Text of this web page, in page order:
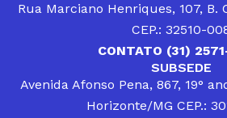
Rua Marciano Henriques, 107, B.
CEP.: 32510-
CONTATO (31)
SUBSEDE
Avenida Afonso Pena, 867, 19°
Horizonte/MG CEP.: